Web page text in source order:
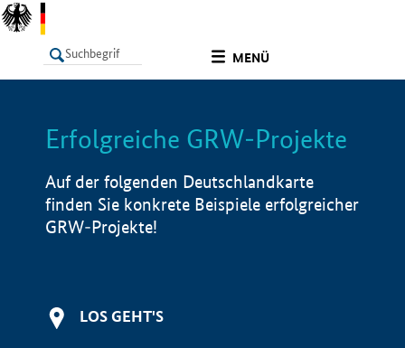
MENÜ
LISTE Info
Erfolgreiche GRW-Projekte
Auf der folgenden Deutschlandkarte
finden Sie konkrete Beispiele erfolgreicher
GRW-Projekte!
LOS GEHT'S